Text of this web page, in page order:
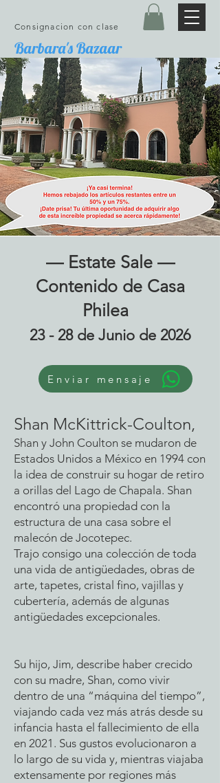
Barbara's Bazaar
Consignacion con clase
— Estate Sale —
Contenido de Casa
Philea
23 - 28 de Junio de 2026
Enviar mensaje
Shan McKittrick-Coulton,
Shan y John Coulton se mudaron de
Estados Unidos a México en 1994 con
la idea de construir su hogar de retiro
a orillas del Lago de Chapala. Shan
encontró una propiedad con la
estructura de una casa sobre el
malecón de Jocotepec.
Trajo consigo una colección de toda
una vida de antigüedades, obras de
arte, tapetes, cristal fino, vajillas y
cubertería, además de algunas
antigüedades excepcionales.
Su hijo, Jim, describe haber crecido
con su madre, Shan, como vivir
dentro de una “máquina del tiempo”,
viajando cada vez más atrás desde su
infancia hasta el fallecimiento de ella
en 2021. Sus gustos evolucionaron a
lo largo de su vida y, mientras viajaba
extensamente por regiones más